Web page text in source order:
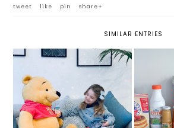
tweet
like pin share+
SIMILAR ENTRIES
L'ABC DELLA MERENDA: LO
SPUNTINO COMPLETO ED
EQUILIBRATO FIRMATO
PARMAREGGIO